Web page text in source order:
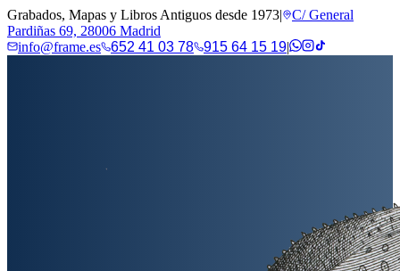
Grabados, Mapas y Libros Antiguos desde 1973|
C/ General
Pardiñas 69, 28006 Madrid
info@frame.es
652 41 03 78 915 64 15 19|